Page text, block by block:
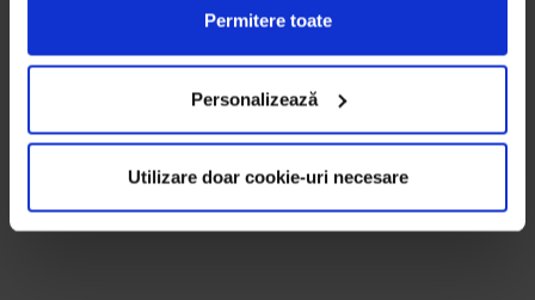
Permitere toate
Personalizează
Utilizare doar cookie-uri necesare